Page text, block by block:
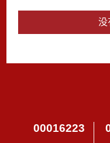
没
00016223